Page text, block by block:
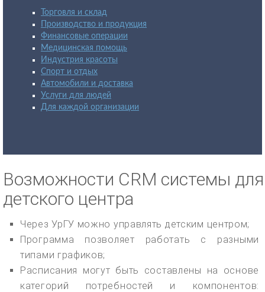
Торговля и склад
Производство и продукция
Финансовые операции
Медицинская помощь
Индустрия красоты
Спорт и отдых
Автомобили и доставка
Услуги для людей
Для каждой организации
Возможности CRM системы для
детского центра
Через УрГУ можно управлять детским центром;
Программа позволяет работать с разными
типами графиков;
Расписания могут быть составлены на основе
категорий потребностей и компонентов: